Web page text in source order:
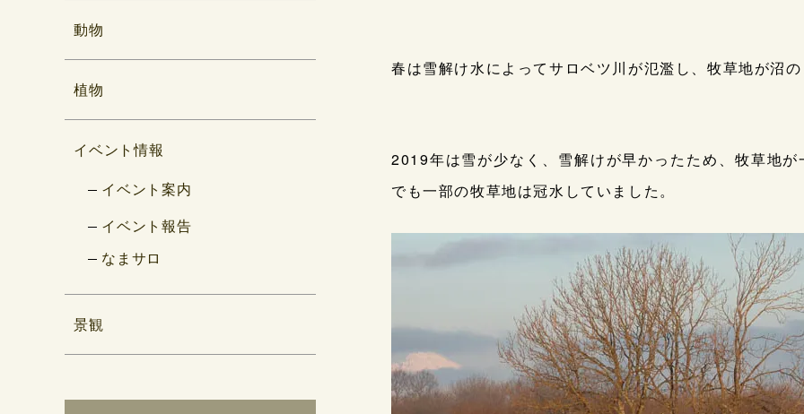
春は雪解け水によってサロベツ川が氾濫し、牧草地が沼
2019年は雪が少なく、雪解けが早かったため、牧草地
でも一部の牧草地は冠水していました。
動物
植物
イベント情報
イベント案内
イベント報告
なまサロ
景観